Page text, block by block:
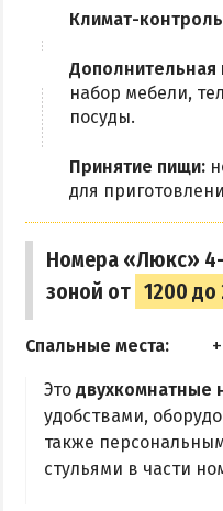
РЕКОМЕНДАЦИИ ПО
Отдых с детьми
Отдых в мае и на
Отдых в сентябре
Отдых зимой и в
Недорогой отдых
Отдых на первой
Отдых на набережной
Квартиры посуточно
Климат-
Дополнительная
набор мебели,
посуды.
Принятие пищи:
для
Номера «Люкс»
зоной от 1200 до
Спальные места:
Это двухкомнатные
удобствами,
также
стульями в части